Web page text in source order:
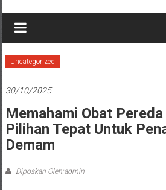
Uncategorized
30/10/2025
Memahami Obat Pereda
Pilihan Tepat Untuk
Demam
Diposkan Oleh:admin